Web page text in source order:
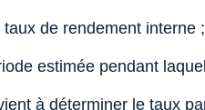
de rendement interne ;
estimée pendant
à déterminer le taux